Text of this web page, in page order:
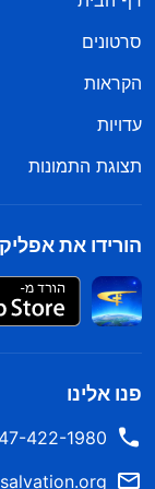
סרטונים
הקראות
עדויות
תצוגת התמונות
הורידו את
פנו אלינו
422-1980+